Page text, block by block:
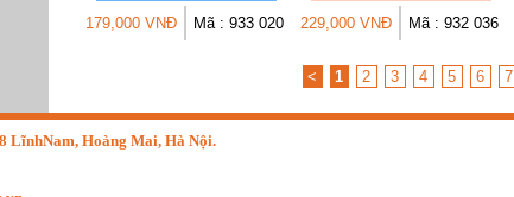
179,000 VNĐ Mã : 933 020 229,000 VNĐ Mã : 932 036
< 1 2 3 4 5 6 7
LĩnhNam, Hoàng Mai, Hà Nội.